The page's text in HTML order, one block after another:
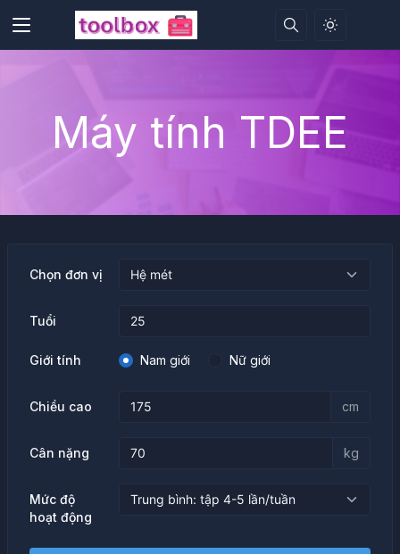
Máy tính TDEE
Chọn đơn vị
Tuổi
Giới tính Nam giới Nữ giới
Chiều cao cm
Cân nặng kg
Mức độ
hoạt động